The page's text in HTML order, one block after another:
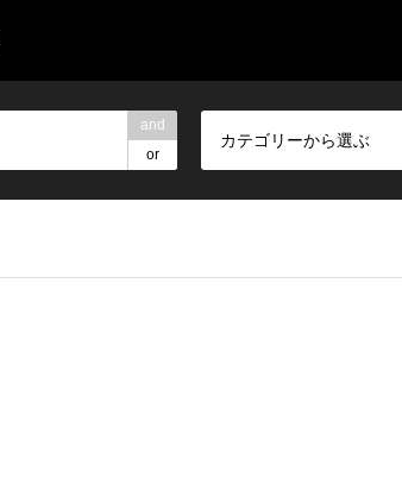
and
or
カテゴリーから選ぶ